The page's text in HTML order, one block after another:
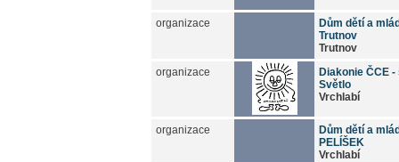
organizace
Dům dětí a
Trutnov
Trutnov
organizace
Diakonie ČCE
Světlo
Vrchlabí
organizace
Dům dětí a
PELÍŠEK
Vrchlabí